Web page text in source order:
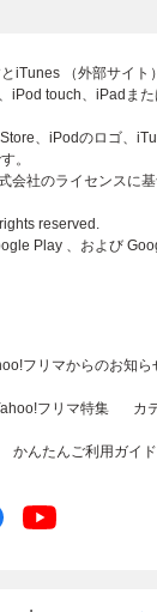
iTunes （外部サイト
iPod touch、iPadま
、iPodのロゴ、
。
会社のライセンスに
reserved.
Play 、および
フリマからのお知ら
フリマ特集 カ
かんたんご利用ガイド